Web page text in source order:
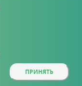
ПРИНЯТЬ